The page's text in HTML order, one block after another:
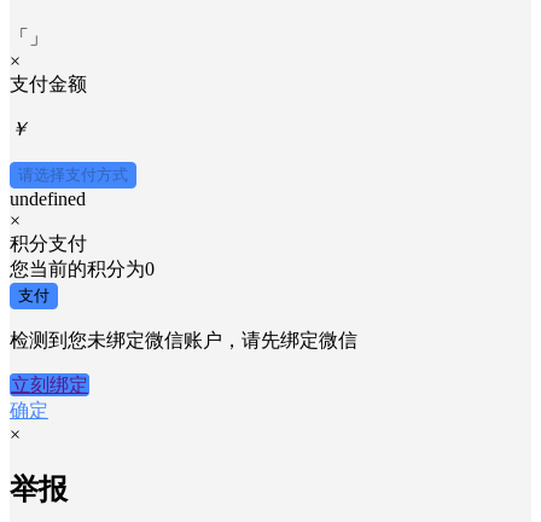
「
」
×
支付金额
￥
请选择支付方式
undefined
×
积分支付
您当前的积分为0
支付
检测到您未绑定微信账户，请先绑定微信
立刻绑定
确定
×
举报